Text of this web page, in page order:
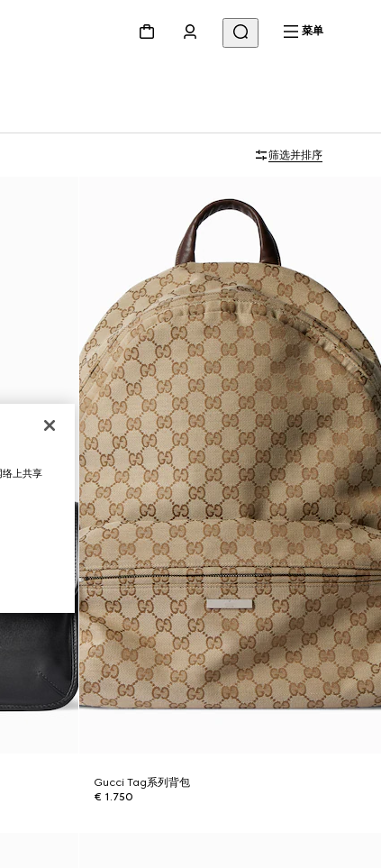
菜单
筛选并排序
Gucci Tag系列背包
€ 1.750
上共享